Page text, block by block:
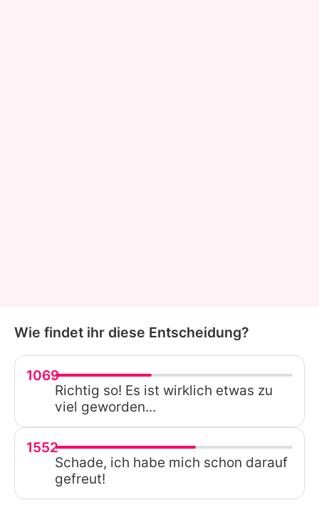
Wie findet ihr diese Entscheidung?
1069
Richtig so! Es ist wirklich etwas zu
viel geworden...
1552
Schade, ich habe mich schon darauf
gefreut!